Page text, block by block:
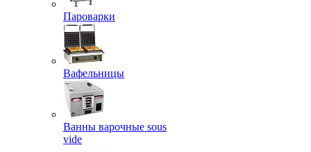
Пароварки
Вафельницы
Ванны варочные sous
vide